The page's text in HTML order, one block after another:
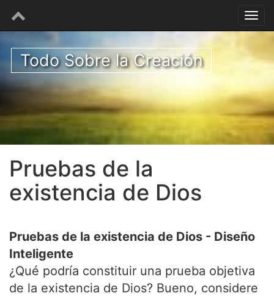
Todo Sobre la Creación
Pruebas de la
existencia de Dios
Pruebas de la existencia de Dios - Diseño
Inteligente
¿Qué podría constituir una prueba objetiva
de la existencia de Dios? Bueno, considere